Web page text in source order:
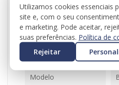
Referência 102220
Disponível 1 Item
Ficha Informativa
Modelo
Utilizamos cookies essenciais
site e, com o seu
e marketing. Pode aceitar,
suas preferências. Política de
Rejeitar